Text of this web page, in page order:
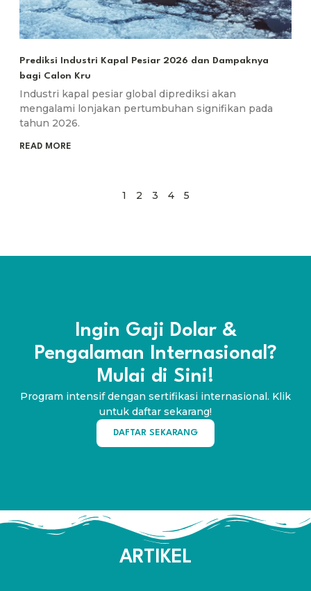
Prediksi Industri Kapal Pesiar 2026 dan Dampaknya
bagi Calon Kru
Industri kapal pesiar global diprediksi akan
mengalami lonjakan pertumbuhan signifikan pada
tahun 2026.
READ MORE
1 2 3 4 5
Ingin Gaji Dolar &
Pengalaman Internasional?
Mulai di Sini!
Program intensif dengan sertifikasi internasional. Klik
untuk daftar sekarang!
DAFTAR SEKARANG
ARTIKEL